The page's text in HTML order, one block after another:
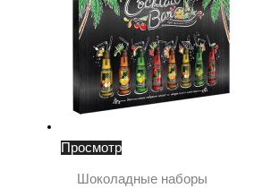
Просмотр
Шоколадные наборы